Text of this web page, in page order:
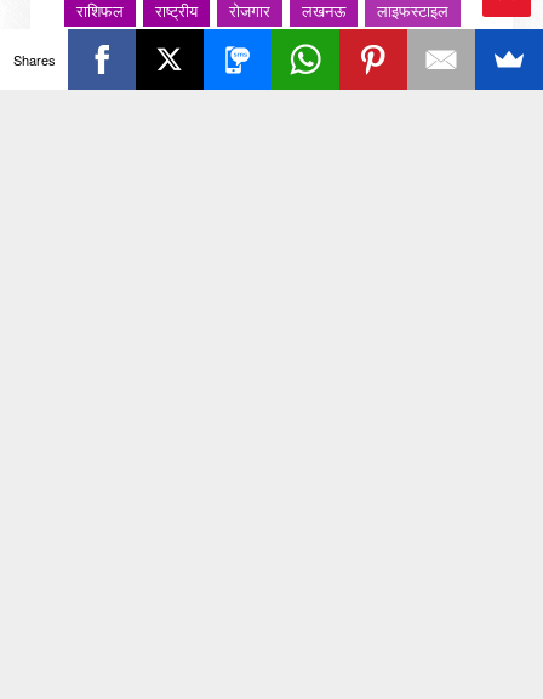
राशिफल
राष्ट्रीय रोजगार लखनऊ
लाइफस्टाइल
लाइफ़स्टाइल
वायरल वीडियो विविध
व्यापार
शख्सियत
शख़्सियत शिक्षा समाज
संस्कार
Ba
ck
Shares